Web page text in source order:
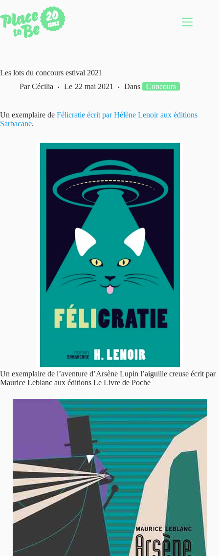
au
contenu
Les lots du concours estival 2021
Par Cécilia Le 22 mai 2021 Dans Concours
Un exemplaire de Félicratie écrit par Hélène Lenoir aux éditions
Sarbacane.
Un exemplaire de l’aventure d’Arsène Lupin l’aiguille creuse écrit par
Maurice Leblanc aux éditions Le Livre de Poche